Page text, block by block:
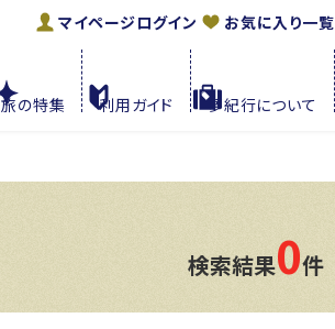
マイページログイン お気に入り一覧
旅の特集 利用ガイド 夢紀行について
検索結果0件